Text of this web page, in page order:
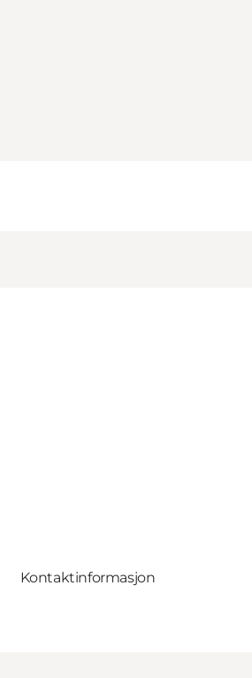
Kontaktinformasjon